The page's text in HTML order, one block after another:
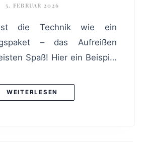
5. FEBRUAR 2026
ist die Technik wie ein
– das Aufreißen
Spaß! Hier ein Beispiel
Ein interessantes
klassischen Ansätzen wie
WEITERLESEN